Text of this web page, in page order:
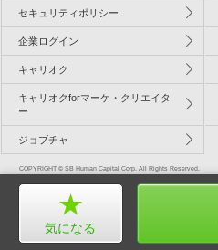
気になる
セキュリティポリシー
企業ログイン
キャリオク
キャリオクforマーケ・クリエイタ
ー
ジョブチャ
COPYRIGHT © SB Human Capital Corp. All Rights Reserved.